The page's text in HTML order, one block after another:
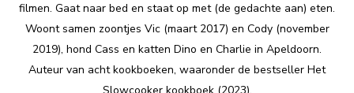
filmen. Gaat naar bed en staat op met (de gedachte aan) eten.
Woont samen zoontjes Vic (maart 2017) en Cody (november
2019), hond Cass en katten Dino en Charlie in Apeldoorn.
Auteur van acht kookboeken, waaronder de bestseller Het